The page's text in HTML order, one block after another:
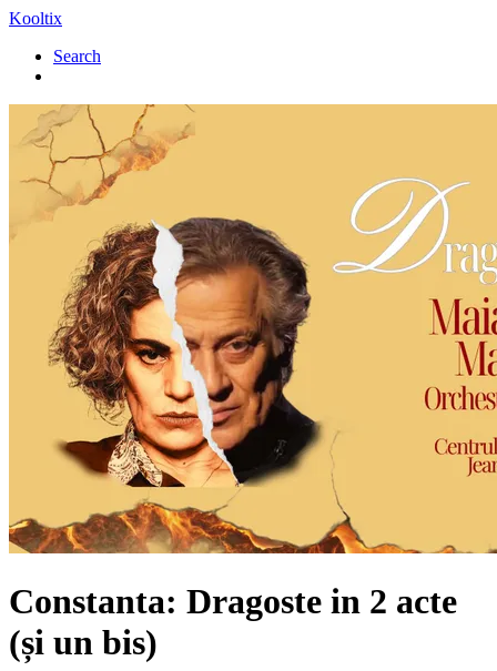
Kooltix
Search
Constanta: Dragoste in 2 acte
(și un bis)